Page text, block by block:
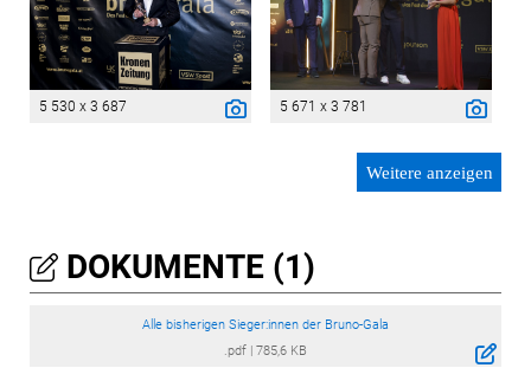
5 530 x 3 687 5 671 x 3 781
Weitere anzeigen
DOKUMENTE (1)
Alle bisherigen Sieger:innen der Bruno-Gala
.pdf | 785,6 KB